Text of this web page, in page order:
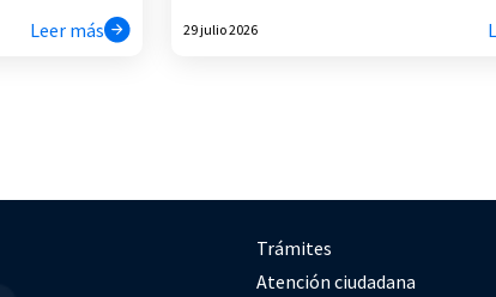
Leer más 29 julio 2026
Trámites
Atención ciudadana